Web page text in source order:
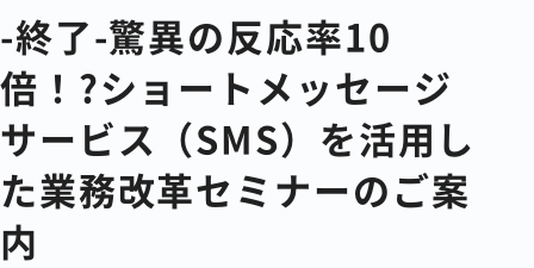
-終了-驚異の反応率10
倍！?ショートメッセージ
サービス（SMS）を活用し
た業務改革セミナーのご案
内